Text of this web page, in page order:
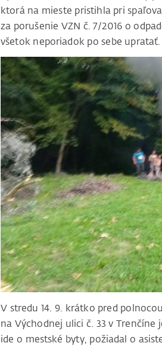
ktorá na mieste pristihla pri
za porušenie VZN č. 7/2016 o
všetok neporiadok po sebe upratať.
V stredu 14. 9. krátko pred
na Východnej ulici č. 33 v
ide o mestské byty, požiadal o